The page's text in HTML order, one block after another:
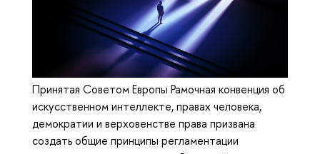
Принятая Советом Европы Рамочная конвенция об
искусственном интеллекте, правах человека,
демократии и верховенстве права призвана
создать общие принципы регламентации